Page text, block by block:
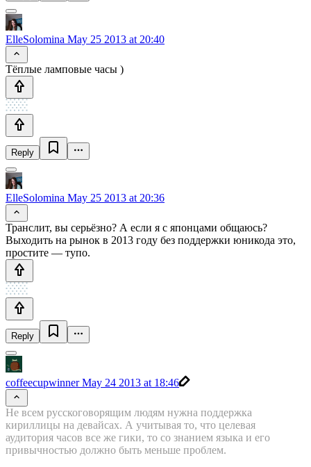
ElleSolomina May 25 2013 at 20:40
Тёплые ламповые часы )
Reply
ElleSolomina May 25 2013 at 20:36
Транслит, вы серьёзно? А если я с японцами общаюсь?
Выходить на рынок в 2013 году без поддержки юникода это,
простите — тупо.
Reply
coffeecupwinnerMay 24 2013 at 18:46
Не всем русскоговорящим людям нужна поддержка
кириллицы на девайсах. А учитывая то, что целевая
аудитория часов все же гики, то со знанием языка и его
привычностью должно быть меньше проблем.